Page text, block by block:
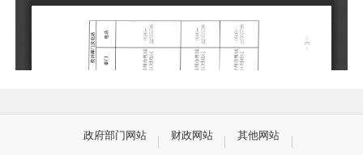
政府部门网站 财政网站 其他网站